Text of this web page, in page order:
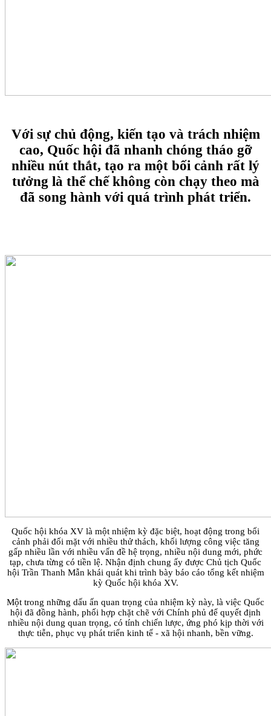
Với sự chủ động, kiến tạo và trách nhiệm
cao, Quốc hội đã nhanh chóng tháo gỡ
nhiều nút thắt, tạo ra một bối cảnh rất lý
tưởng là thể chế không còn chạy theo mà
đã song hành với quá trình phát triển.
Quốc hội khóa XV là một nhiệm kỳ đặc biệt, hoạt động trong bối
cảnh phải đối mặt với nhiều thử thách, khối lượng công việc tăng
gấp nhiều lần với nhiều vấn đề hệ trọng, nhiều nội dung mới, phức
tạp, chưa từng có tiền lệ. Nhận định chung ấy được Chủ tịch Quốc
hội Trần Thanh Mẫn khái quát khi trình bày báo cáo tổng kết nhiệm
kỳ Quốc hội khóa XV.
Một trong những dấu ấn quan trọng của nhiệm kỳ này, là việc Quốc
hội đã đồng hành, phối hợp chặt chẽ với Chính phủ để quyết định
nhiều nội dung quan trọng, có tính chiến lược, ứng phó kịp thời với
thực tiễn, phục vụ phát triển kinh tế - xã hội nhanh, bền vững.